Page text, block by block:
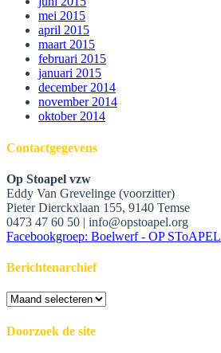
mei 2015
april 2015
maart 2015
februari 2015
januari 2015
december 2014
november 2014
oktober 2014
Contactgegevens
Op Stoapel vzw
Eddy Van Grevelinge (voorzitter)
Pieter Dierckxlaan 155, 9140 Temse
0473 47 60 50 | info@opstoapel.org
Facebookgroep: Boelwerf - OP SToAPEL
Berichtenarchief
Berichtenarchief
Doorzoek de site